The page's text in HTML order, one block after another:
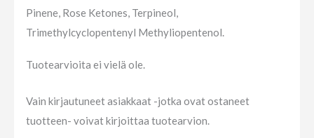
Pinene, Rose Ketones, Terpineol,
Trimethylcyclopentenyl Methyliopentenol.
Tuotearvioita ei vielä ole.
Vain kirjautuneet asiakkaat -jotka ovat ostaneet
tuotteen- voivat kirjoittaa tuotearvion.